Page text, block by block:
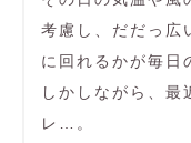
考慮し、だだっ広
に回れるかが毎日
しかしながら、最
レ…。